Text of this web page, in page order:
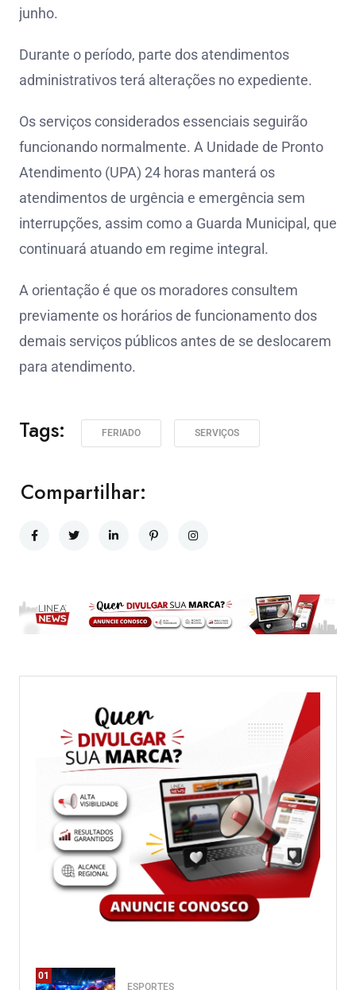
junho.
Durante o período, parte dos atendimentos
administrativos terá alterações no expediente.
Os serviços considerados essenciais seguirão
funcionando normalmente. A Unidade de Pronto
Atendimento (UPA) 24 horas manterá os
atendimentos de urgência e emergência sem
interrupções, assim como a Guarda Municipal, que
continuará atuando em regime integral.
A orientação é que os moradores consultem
previamente os horários de funcionamento dos
demais serviços públicos antes de se deslocarem
para atendimento.
Tags: FERIADO SERVIÇOS
Compartilhar:
01
ESPORTES